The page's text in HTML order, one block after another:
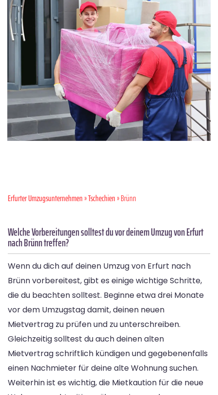
Erfurter Umzugsunternehmen»Tschechien» Brünn
Welche Vorbereitungen solltest du vor deinem Umzug von Erfurt
nach Brünn treffen?
Wenn du dich auf deinen Umzug von Erfurt nach
Brünn vorbereitest, gibt es einige wichtige Schritte,
die du beachten solltest. Beginne etwa drei Monate
vor dem Umzugstag damit, deinen neuen
Mietvertrag zu prüfen und zu unterschreiben.
Gleichzeitig solltest du auch deinen alten
Mietvertrag schriftlich kündigen und gegebenenfalls
einen Nachmieter für deine alte Wohnung suchen.
Weiterhin ist es wichtig, die Mietkaution für die neue